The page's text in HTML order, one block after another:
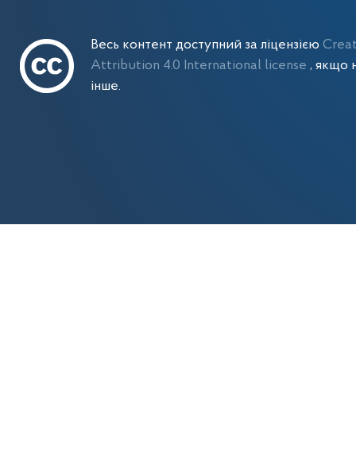
Весь контент доступний за ліцензією
Attribution 4.0 International license, якщо
інше.